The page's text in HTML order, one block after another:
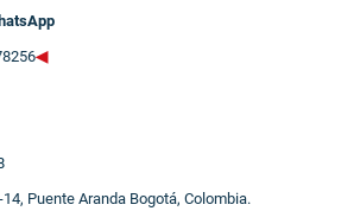
◀
Puente Aranda Bogotá, Colombia.